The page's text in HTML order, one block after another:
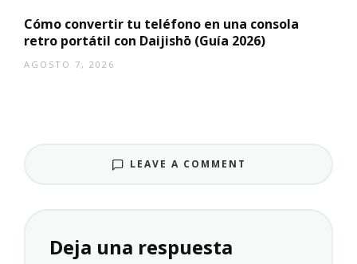
Cómo convertir tu teléfono en una consola
retro portátil con Daijishō (Guía 2026)
AGOSTO 7, 2026
LEAVE A COMMENT
Deja una respuesta